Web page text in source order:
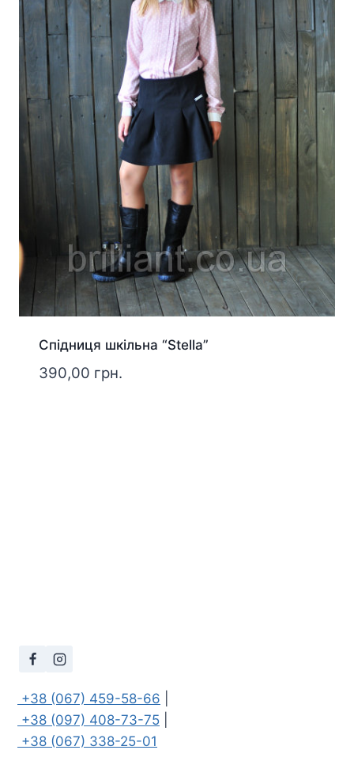
Спідниця шкільна “Stella”
390,00 грн.
+38 (067) 459-58-66
+38 (097) 408-73-75
+38 (067) 338-25-01